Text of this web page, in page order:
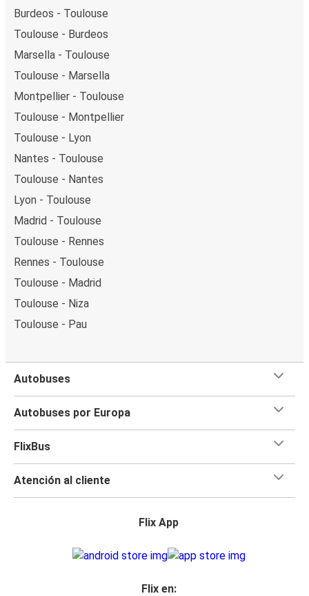
Burdeos - Toulouse
Toulouse - Burdeos
Marsella - Toulouse
Toulouse - Marsella
Montpellier - Toulouse
Toulouse - Montpellier
Toulouse - Lyon
Nantes - Toulouse
Toulouse - Nantes
Lyon - Toulouse
Madrid - Toulouse
Toulouse - Rennes
Rennes - Toulouse
Toulouse - Madrid
Toulouse - Niza
Toulouse - Pau
Autobuses
Autobuses por Europa
FlixBus
Atención al cliente
Flix App
Flix en: